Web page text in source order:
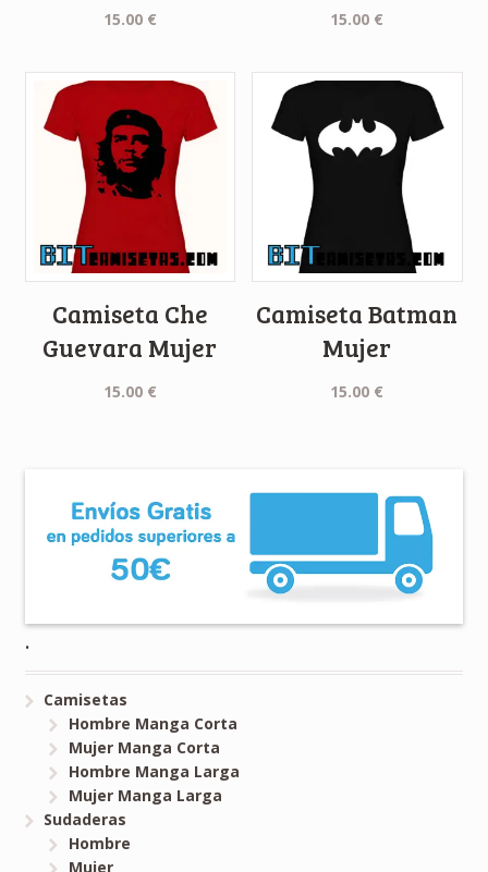
15.00 € 15.00 €
Camiseta Che
Guevara Mujer
15.00 €
Camiseta Batman
Mujer
15.00 €
.
Camisetas
Hombre Manga Corta
Mujer Manga Corta
Hombre Manga Larga
Mujer Manga Larga
Sudaderas
Hombre
Mujer